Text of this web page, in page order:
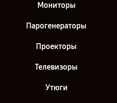
Мониторы
Парогенераторы
Проекторы
Телевизоры
Утюги